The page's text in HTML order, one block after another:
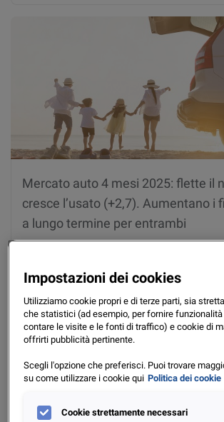
Mercato auto 4 mesi 2025: flette il
cresce l’usato (+2,7). Aumentano i
a lungo termine per entrambi
Lug 2025
Impostazioni dei cookies
Utilizziamo cookie propri e di terze parti, sia
che statistici (ad esempio, per fornire funzionalità
contare le visite e le fonti di traffico) e cookie di
offrirti pubblicità pertinente.
Scegli l'opzione che preferisci. Puoi trovare
su come utilizzare i cookie qui Politica dei cookie
Cookie strettamente necessari